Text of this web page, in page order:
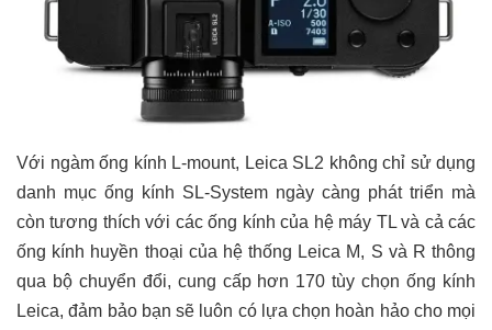
Với ngàm ống kính L-mount, Leica SL2 không chỉ sử dụng
danh mục ống kính SL-System ngày càng phát triển mà
còn tương thích với các ống kính của hệ máy TL và cả các
ống kính huyền thoại của hệ thống Leica M, S và R thông
qua bộ chuyển đổi, cung cấp hơn 170 tùy chọn ống kính
Leica, đảm bảo bạn sẽ luôn có lựa chọn hoàn hảo cho mọi